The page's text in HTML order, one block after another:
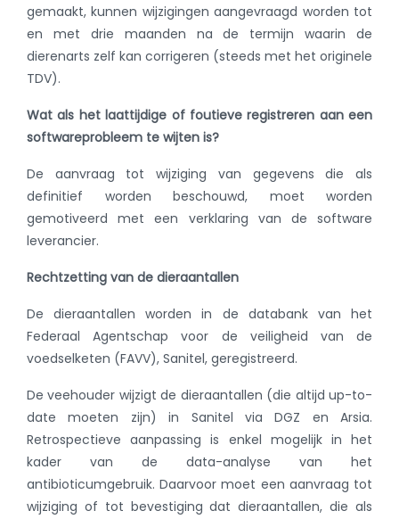
gemaakt, kunnen wijzigingen aangevraagd worden tot
en met drie maanden na de termijn waarin de
dierenarts zelf kan corrigeren (steeds met het originele
TDV).
Wat als het laattijdige of foutieve registreren aan een
softwareprobleem te wijten is?
De aanvraag tot wijziging van gegevens die als
definitief worden beschouwd, moet worden
gemotiveerd met een verklaring van de software
leverancier.
Rechtzetting van de dieraantallen
De dieraantallen worden in de databank van het
Federaal Agentschap voor de veiligheid van de
voedselketen (FAVV), Sanitel, geregistreerd.
De veehouder wijzigt de dieraantallen (die altijd up-to-
date moeten zijn) in Sanitel via DGZ en Arsia.
Retrospectieve aanpassing is enkel mogelijk in het
kader van de data-analyse van het
antibioticumgebruik. Daarvoor moet een aanvraag tot
wijziging of tot bevestiging dat dieraantallen, die als